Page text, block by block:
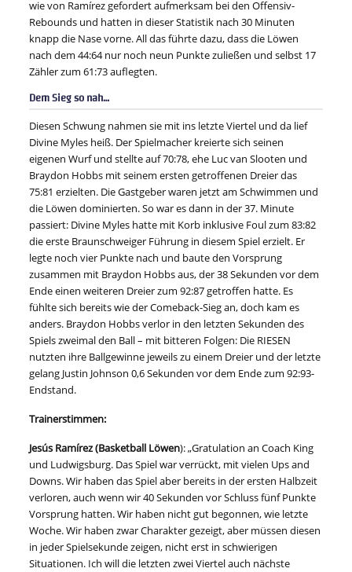
wie von Ramírez gefordert aufmerksam bei den Offensiv-
Rebounds und hatten in dieser Statistik nach 30 Minuten
knapp die Nase vorne. All das führte dazu, dass die Löwen
nach dem 44:64 nur noch neun Punkte zuließen und selbst 17
Zähler zum 61:73 auflegten.
Dem Sieg so nah…
Diesen Schwung nahmen sie mit ins letzte Viertel und da lief
Divine Myles heiß. Der Spielmacher kreierte sich seinen
eigenen Wurf und stellte auf 70:78, ehe Luc van Slooten und
Braydon Hobbs mit seinem ersten getroffenen Dreier das
75:81 erzielten. Die Gastgeber waren jetzt am Schwimmen und
die Löwen dominierten. So war es dann in der 37. Minute
passiert: Divine Myles hatte mit Korb inklusive Foul zum 83:82
die erste Braunschweiger Führung in diesem Spiel erzielt. Er
legte noch vier Punkte nach und baute den Vorsprung
zusammen mit Braydon Hobbs aus, der 38 Sekunden vor dem
Ende einen weiteren Dreier zum 92:87 getroffen hatte. Es
fühlte sich bereits wie der Comeback-Sieg an, doch kam es
anders. Braydon Hobbs verlor in den letzten Sekunden des
Spiels zweimal den Ball – mit bitteren Folgen: Die RIESEN
nutzten ihre Ballgewinne jeweils zu einem Dreier und der letzte
gelang Justin Johnson 0,6 Sekunden vor dem Ende zum 92:93-
Endstand.
Trainerstimmen:
Jesús Ramírez (Basketball Löwen): „Gratulation an Coach King
und Ludwigsburg. Das Spiel war verrückt, mit vielen Ups and
Downs. Wir haben das Spiel aber bereits in der ersten Halbzeit
verloren, auch wenn wir 40 Sekunden vor Schluss fünf Punkte
Vorsprung hatten. Wir haben nicht gut begonnen, wie letzte
Woche. Wir haben zwar Charakter gezeigt, aber müssen diesen
in jeder Spielsekunde zeigen, nicht erst in schwierigen
Situationen. Ich will die letzten zwei Viertel auch nächste